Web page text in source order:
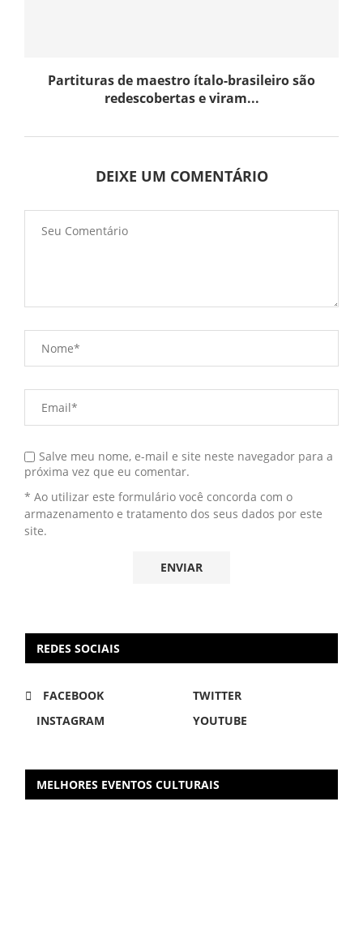
Partituras de maestro ítalo-brasileiro são
redescobertas e viram...
DEIXE UM COMENTÁRIO
Salve meu nome, e-mail e site neste navegador para a
próxima vez que eu comentar.
* Ao utilizar este formulário você concorda com o
armazenamento e tratamento dos seus dados por este
site.
REDES SOCIAIS
FACEBOOK
TWITTER
INSTAGRAM
YOUTUBE
MELHORES EVENTOS CULTURAIS